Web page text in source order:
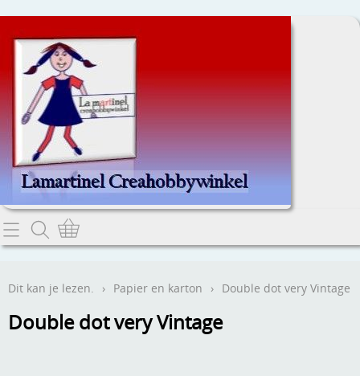
Home
Dit kan je lezen. › Papier en karton › Double dot very Vintage
Double dot very Vintage